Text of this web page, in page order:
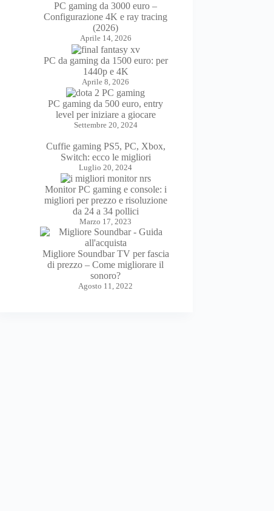
PC gaming da 3000 euro –
Configurazione 4K e ray tracing
(2026)
Aprile 14, 2026
PC da gaming da 1500 euro: per
1440p e 4K
Aprile 8, 2026
PC gaming da 500 euro, entry
level per iniziare a giocare
Settembre 20, 2024
Cuffie gaming PS5, PC, Xbox,
Switch: ecco le migliori
Luglio 20, 2024
Monitor PC gaming e console: i
migliori per prezzo e risoluzione
da 24 a 34 pollici
Marzo 17, 2023
Migliore Soundbar TV per fascia
di prezzo – Come migliorare il
sonoro?
Agosto 11, 2022